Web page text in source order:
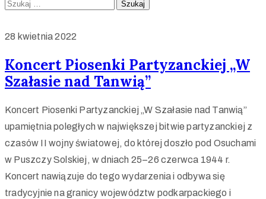
28 kwietnia 2022
Koncert Piosenki Partyzanckiej „W
Szałasie nad Tanwią”
Koncert Piosenki Partyzanckiej „W Szałasie nad Tanwią”
upamiętnia poległych w największej bitwie partyzanckiej z
czasów II wojny światowej, do której doszło pod Osuchami
w Puszczy Solskiej, w dniach 25–26 czerwca 1944 r.
Koncert nawiązuje do tego wydarzenia i odbywa się
tradycyjnie na granicy województw podkarpackiego i